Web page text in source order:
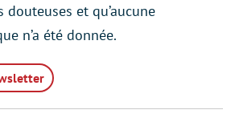
douteuses et qu’aucune
n’a été donnée.